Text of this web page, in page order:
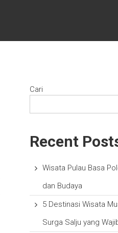
Cari
Recent
Wisata Pulau Basa
dan Budaya
5 Destinasi Wisata
Surga Salju yang